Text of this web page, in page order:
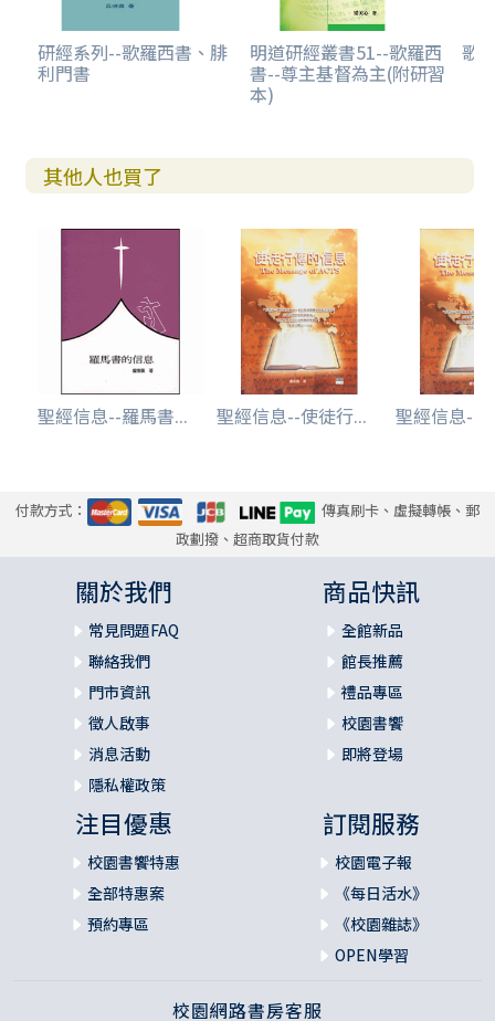
研經系列--歌羅西書、腓
利門書
明道研經叢書51--歌羅西
書--尊主基督為主(附研習
本)
歌
其他人也買了
聖經信息--羅馬書... 聖經信息--使徒行... 聖經信息--
付款方式：
傳真刷卡、虛擬轉帳、郵
政劃撥、超商取貨付款
關於我們
常見問題FAQ
聯絡我們
門市資訊
徵人啟事
消息活動
隱私權政策
商品快訊
全館新品
館長推薦
禮品專區
校園書饗
即將登場
注目優惠
校園書饗特惠
全部特惠案
預約專區
訂閱服務
校園電子報
《每日活水》
《校園雜誌》
OPEN學習
校園網路書房客服